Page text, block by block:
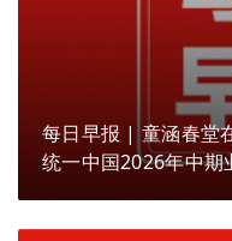
每日早报 | 童涵春堂
统一中国2026年中期